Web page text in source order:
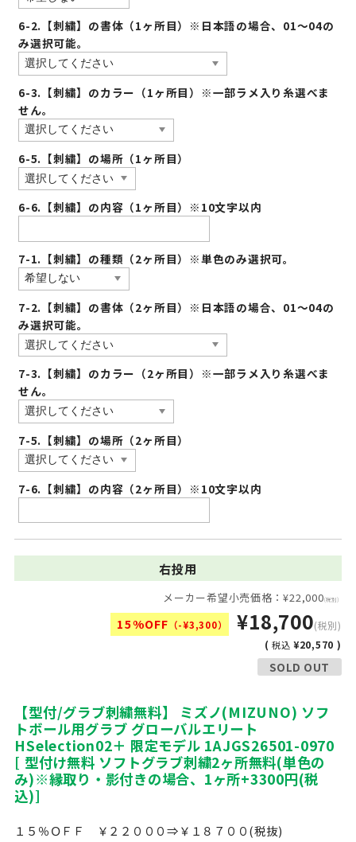
6-2.【刺繍】の書体（1ヶ所目）※日本語の場合、01〜04の
み選択可能。
6-3.【刺繍】のカラー（1ヶ所目）※一部ラメ入り糸選べま
せん。
6-5.【刺繍】の場所（1ヶ所目）
6-6.【刺繍】の内容（1ヶ所目）※10文字以内
7-1.【刺繍】の種類（2ヶ所目）※単色のみ選択可。
7-2.【刺繍】の書体（2ヶ所目）※日本語の場合、01〜04の
み選択可能。
7-3.【刺繍】のカラー（2ヶ所目）※一部ラメ入り糸選べま
せん。
7-5.【刺繍】の場所（2ヶ所目）
7-6.【刺繍】の内容（2ヶ所目）※10文字以内
右投用
メーカー希望小売価格：¥22,000(税別)
15%OFF （-¥3,300） ¥18,700(税別)
(税込 ¥20,570 )
SOLD OUT
【型付/グラブ刺繍無料】 ミズノ(MIZUNO) ソフ
トボール用グラブ グローバルエリート
HSelection02＋ 限定モデル 1AJGS26501-0970
[ 型付け無料 ソフトグラブ刺繍2ヶ所無料(単色の
み)※縁取り・影付きの場合、1ヶ所+3300円(税
込)]
１５％ＯＦＦ ￥２２０００⇒￥１８７００(税抜)